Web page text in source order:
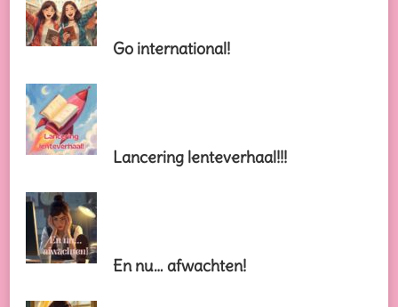
Go international!
Lancering lenteverhaal!!!
En nu… afwachten!